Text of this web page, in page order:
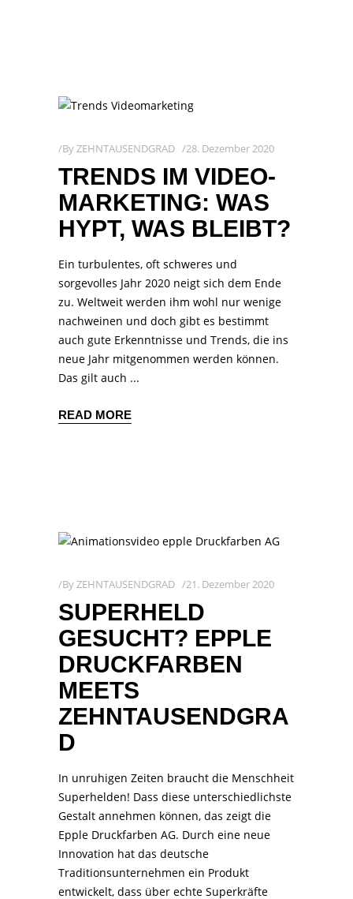
ByZEHNTAUSENDGRAD 28. Dezember 2020
TRENDS IM VIDEO-
MARKETING: WAS
HYPT, WAS BLEIBT?
Ein turbulentes, oft schweres und
sorgevolles Jahr 2020 neigt sich dem Ende
zu. Weltweit werden ihm wohl nur wenige
nachweinen und doch gibt es bestimmt
auch gute Erkenntnisse und Trends, die ins
neue Jahr mitgenommen werden können.
Das gilt auch
READ MORE
ByZEHNTAUSENDGRAD 21. Dezember 2020
SUPERHELD
GESUCHT? EPPLE
DRUCKFARBEN
MEETS
ZEHNTAUSENDGRA
D
In unruhigen Zeiten braucht die Menschheit
Superhelden! Dass diese unterschiedlichste
Gestalt annehmen können, das zeigt die
Epple Druckfarben AG. Durch eine neue
Innovation hat das deutsche
Traditionsunternehmen ein Produkt
entwickelt, dass über echte Superkräfte